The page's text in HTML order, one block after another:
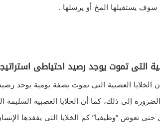
يستقبلها المخ أو يرسلها .
التى تموت يوجد رصيد احتياطى
العصبية التى تموت بصفة يومية يوجد
إلى ذلك، كما أن الخلايا العصبية السليمة
حتى تعوض “وظيفيا” كم الخلايا التى يفقدها